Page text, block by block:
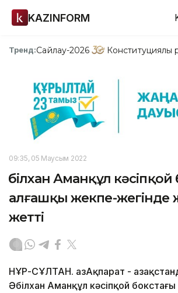
KAZINFORM
Тренд:Сайлау-2026
09:35, 05 Маусым 2022
Әбілхан Аманқұл
алғашқы жекпе-жегінде
жетті
НҰР-СҰЛТАН. ҚазАқпарат -
Әбілхан Аманқұл кәсіпқой